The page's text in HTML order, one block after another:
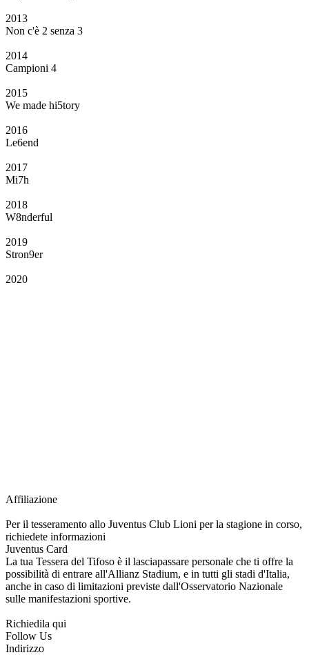
2013
Non c'è 2 senza 3
2014
Campioni 4
2015
We made hi5tory
2016
Le6end
2017
Mi7h
2018
W8nderful
2019
Stron9er
2020
Affiliazione
Per il tesseramento allo Juventus Club Lioni per la stagione in corso,
richiedete informazioni
Juventus Card
La tua Tessera del Tifoso è il lasciapassare personale che ti offre la
possibilità di entrare all'Allianz Stadium, e in tutti gli stadi d'Italia,
anche in caso di limitazioni previste dall'Osservatorio Nazionale
sulle manifestazioni sportive.
Richiedila qui
Follow Us
Indirizzo